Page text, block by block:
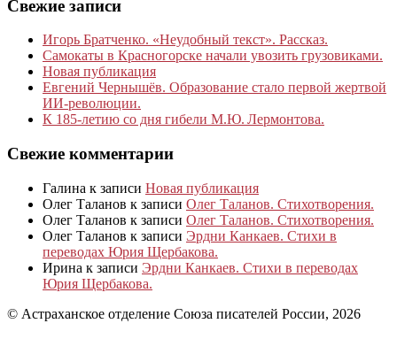
Свежие записи
Игорь Братченко. «Неудобный текст». Рассказ.
Самокаты в Красногорске начали увозить грузовиками.
Новая публикация
Евгений Чернышёв. Образование стало первой жертвой
ИИ-революции.
К 185‑летию со дня гибели М.Ю. Лермонтова.
Свежие комментарии
Галина к записи Новая публикация
Олег Таланов к записи Олег Таланов. Стихотворения.
Олег Таланов к записи Олег Таланов. Стихотворения.
Олег Таланов к записи Эрдни Канкаев. Стихи в
переводах Юрия Щербакова.
Ирина к записи Эрдни Канкаев. Стихи в переводах
Юрия Щербакова.
© Астраханское отделение Союза писателей России, 2026